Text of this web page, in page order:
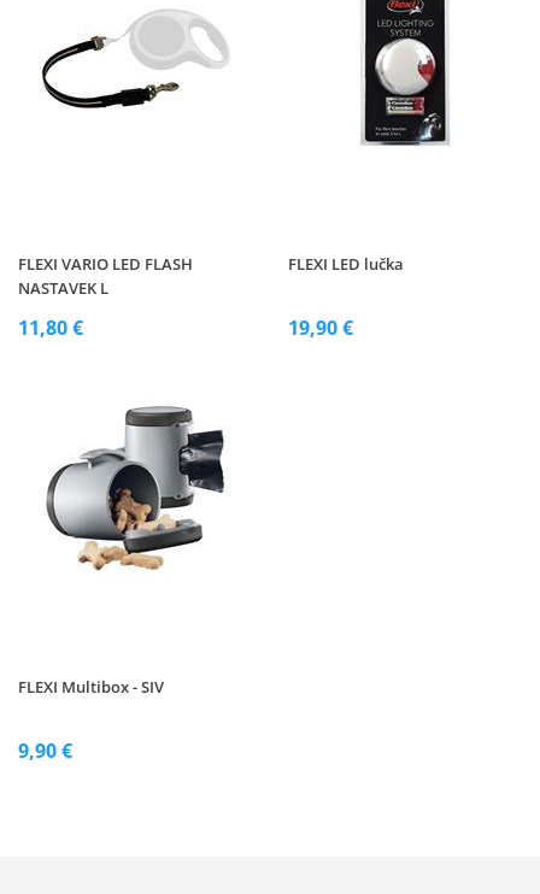
FLEXI VARIO LED FLASH
NASTAVEK L
11,80 €
FLEXI LED lučka
19,90 €
FLEXI Multibox - SIV
9,90 €